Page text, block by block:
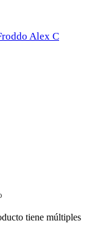
Alex C
tiene múltiples